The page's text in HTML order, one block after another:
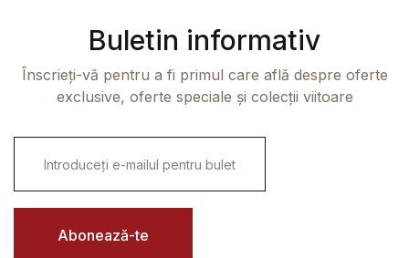
Buletin informativ
Înscrieți-vă pentru a fi primul care află despre oferte
exclusive, oferte speciale și colecții viitoare
i
l
Abonează-te